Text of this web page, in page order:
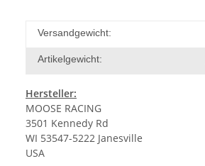
Versandgewicht:
Artikelgewicht:
Hersteller:
MOOSE RACING
3501 Kennedy Rd
WI 53547-5222 Janesville
USA